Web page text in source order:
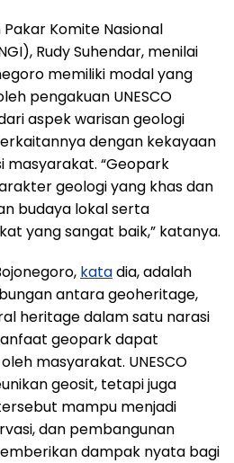
Komite Nasional
Rudy Suhendar, menilai
memiliki modal yang
pengakuan UNESCO
aspek warisan geologi
dengan kekayaan
masyarakat. “Geopark
geologi yang khas dan
budaya lokal serta
yang sangat baik,” katanya.
katadia, adalah
antara geoheritage,
heritage dalam satu narasi
geopark dapat
masyarakat. UNESCO
geosit, tetapi juga
mampu menjadi
dan pembangunan
dampak nyata bagi